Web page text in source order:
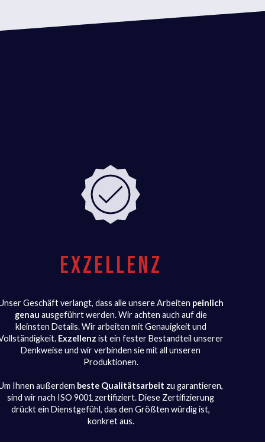
EXZELLENZ
Geschäft verlangt, dass alle unsere Arbeiten peinlich
genau ausgeführt werden. Wir achten auch auf die
kleinsten Details. Wir arbeiten mit Genauigkeit und
Exzellenz ist ein fester Bestandteil unserer
Denkweise und wir verbinden sie mit all unseren
Produktionen.
Ihnen außerdem beste Qualitätsarbeit zu garantieren,
sind wir nach ISO 9001 zertifiziert. Diese Zertifizierung
drückt ein Dienstgefühl, das den Größten würdig ist,
konkret aus.